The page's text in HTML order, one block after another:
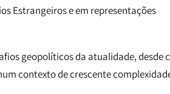
Estrangeiros e em representações
geopolíticos da atualidade, desde
contexto de crescente